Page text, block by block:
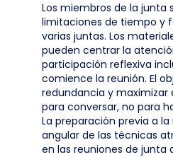
Los miembros de la junta
limitaciones de tiempo y
varias juntas. Los
pueden centrar la
participación reflexiva
comience la reunión. El
redundancia y maximizar
para conversar, no para
La preparación previa a
angular de las técnicas
en las reuniones de junta